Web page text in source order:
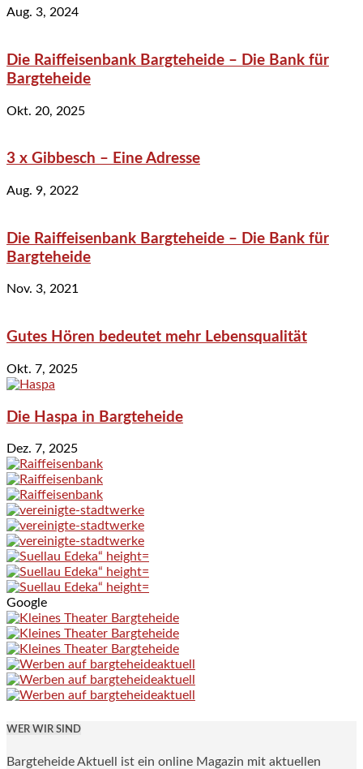
Aug. 3, 2024
Die Raiffeisenbank Bargteheide – Die Bank für
Bargteheide
Okt. 20, 2025
3 x Gibbesch – Eine Adresse
Aug. 9, 2022
Die Raiffeisenbank Bargteheide – Die Bank für
Bargteheide
Nov. 3, 2021
Gutes Hören bedeutet mehr Lebensqualität
Okt. 7, 2025
Die Haspa in Bargteheide
Dez. 7, 2025
Google
WER WIR SIND
Bargteheide Aktuell ist ein online Magazin mit aktuellen